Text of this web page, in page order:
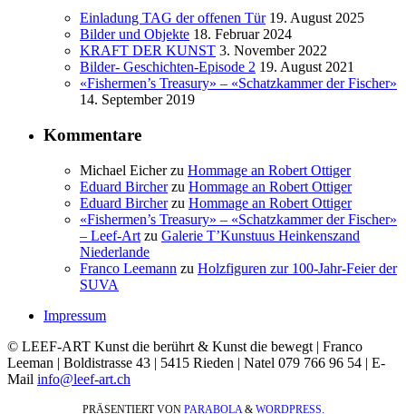
Einladung TAG der offenen Tür 19. August 2025
Bilder und Objekte 18. Februar 2024
KRAFT DER KUNST 3. November 2022
Bilder- Geschichten-Episode 2 19. August 2021
«Fishermen’s Treasury» – «Schatzkammer der Fischer»
14. September 2019
Kommentare
Michael Eicherzu Hommage an Robert Ottiger
Eduard Bircherzu Hommage an Robert Ottiger
Eduard Bircherzu Hommage an Robert Ottiger
«Fishermen’s Treasury» – «Schatzkammer der Fischer»
– Leef-Art zu Galerie T’Kunstuus Heinkenszand
Niederlande
Franco Leemann zu Holzfiguren zur 100-Jahr-Feier der
SUVA
Impressum
© LEEF-ART Kunst die berührt & Kunst die bewegt | Franco
Leeman | Boldistrasse 43 | 5415 Rieden | Natel 079 766 96 54 | E-
Mail info@leef-art.ch
PRÄSENTIERT VON PARABOLA& WORDPRESS.